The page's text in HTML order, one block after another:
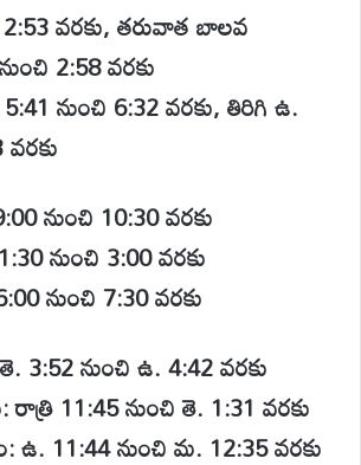
వరకు, తరువాత బాలవ
2:58 వరకు
5:41 నుంచి 6:32 వరకు, తిరిగి ఉ.
నుంచి 10:30 వరకు
నుంచి 3:00 వరకు
నుంచి 7:30 వరకు
3:52 నుంచి ఉ. 4:42 వరకు
11:45 నుంచి తె. 1:31 వరకు
ఉ. 11:44 నుంచి మ. 12:35 వరకు